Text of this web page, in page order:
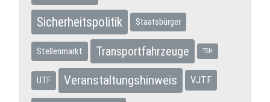
Sicherheitspolitik Staatsbürger
Stellenmarkt Transportfahrzeuge TSH
UTF Veranstaltungshinweis VJTF